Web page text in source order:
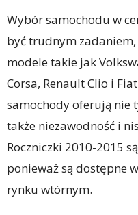
Wybór samochodu w
być trudnym
modele takie jak
Corsa, Renault Clio i
samochody oferują nie
także niezawodność i
Roczniczki 2010-2015
ponieważ są dostępne
rynku wtórnym.